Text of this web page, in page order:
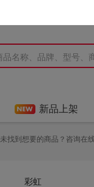
新品上架
未找到想要的商品？咨询在
彩虹